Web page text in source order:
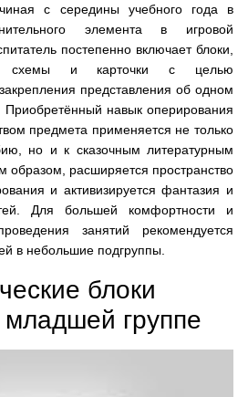
с середины учебного года в
элемента в игровой
постепенно включает блоки,
схемы и карточки с целью
представления об одном
Приобретённый навык оперирования
предмета применяется не только
но и к сказочным литературным
образом, расширяется пространство
и активизируется фантазия и
Для большей комфортности и
занятий рекомендуется
в небольшие подгруппы.
блоки
группе